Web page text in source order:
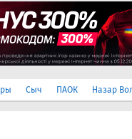
Сыч ПАОК Назар